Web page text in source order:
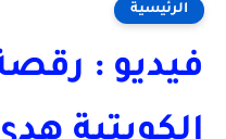
الرئيسية
فيديو :